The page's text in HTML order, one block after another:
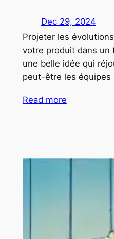
Dec 29, 2024
Projeter les
votre produit dans un
une belle idée qui
peut-être les équipes
Read more